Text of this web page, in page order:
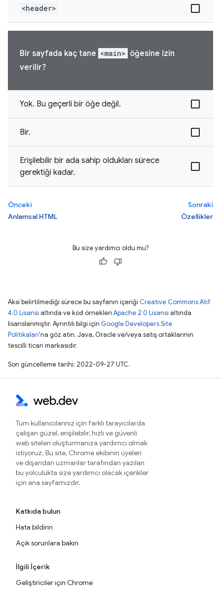
<header>
Bir sayfada kaç tane <main> öğesine izin
verilir?
Yok. Bu geçerli bir öğe değil.
Bir.
Erişilebilir bir ada sahip oldukları sürece
gerektiği kadar.
Önceki
Anlamsal HTML
Sonraki
Özellikler
Bu size yardımcı oldu mu?
Aksi belirtilmediği sürece bu sayfanın içeriği Creative Commons Atıf
4.0 Lisansı altında ve kod örnekleri Apache 2.0 Lisansı altında
lisanslanmıştır. Ayrıntılı bilgi için Google Developers Site
Politikaları'na göz atın. Java, Oracle ve/veya satış ortaklarının
tescilli ticari markasıdır.
Son güncelleme tarihi: 2022-09-27 UTC.
Tüm kullanıcılarınız için farklı tarayıcılarda
çalışan güzel, erişilebilir, hızlı ve güvenli
web siteleri oluşturmanıza yardımcı olmak
istiyoruz. Bu site, Chrome ekibinin üyeleri
ve dışarıdan uzmanlar tarafından yazılan
bu yolculukta size yardımcı olacak içerikler
için ana sayfamızdır.
Katkıda bulun
Hata bildirin
Açık sorunlara bakın
İlgili İçerik
Geliştiriciler için Chrome